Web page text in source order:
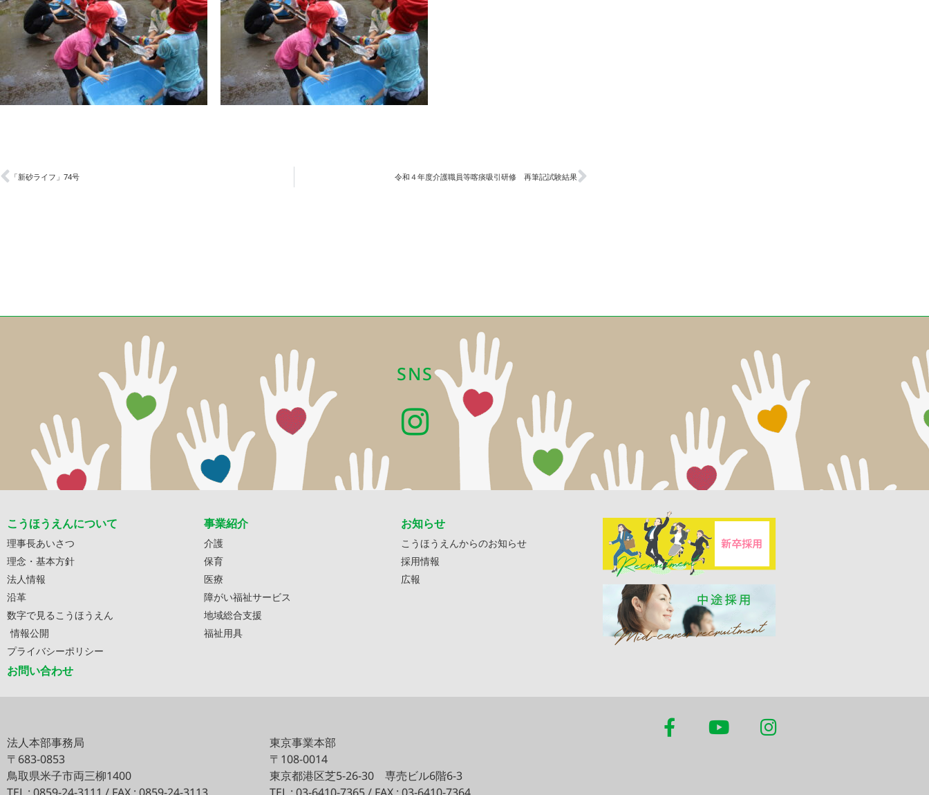
「新砂ライフ」74号 令和４年度介護職員等喀痰吸引研修 再筆記試験結果
SNS
こうほうえんについて
理事長あいさつ
理念・基本方針
法人情報
沿革
数字で見るこうほうえん
情報公開
プライバシーポリシー
お問い合わせ
事業紹介
介護
保育
医療
障がい福祉サービス
地域総合支援
福祉用具
お知らせ
こうほうえんからのお知らせ
採用情報
広報
法人本部事務局
〒683-0853
鳥取県米子市両三柳1400
東京事業本部
〒108-0014
東京都港区芝5-26-30 専売ビル6階6-3